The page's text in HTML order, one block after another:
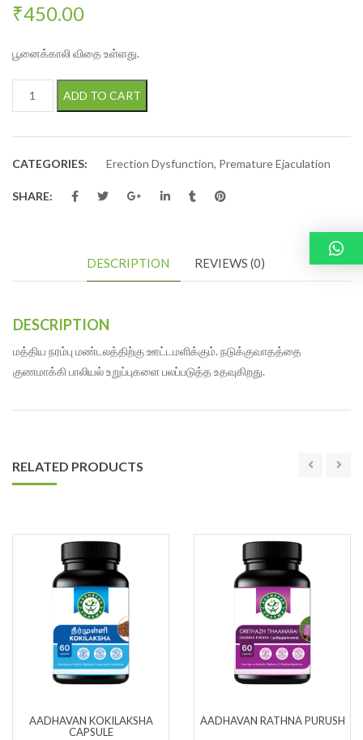
₹450.00
பூனைக்காலி விதை உள்ளது.
AADHAVAN KAUNCH BEEJ CAPSULE quantity
ADD TO CART
CATEGORIES: Erection Dysfunction, Premature Ejaculation
SHARE:
DESCRIPTION REVIEWS (0)
DESCRIPTION
மத்திய நரம்பு மண்டலத்திற்கு ஊட்டமளிக்கும். நடுக்குவாதத்தை
குணமாக்கி பாலியல் உறுப்புகளை பலப்படுத்த உதவுகிறது.
RELATED PRODUCTS
AADHAVAN KOKILAKSHA
CAPSULE
AADHAVAN RATHNA PURUSH